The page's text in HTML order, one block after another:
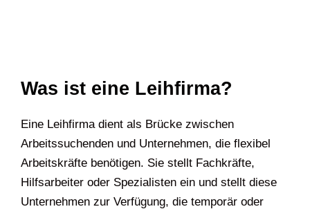
Was ist eine Leihfirma?
Eine Leihfirma dient als Brücke zwischen
Arbeitssuchenden und Unternehmen, die flexibel
Arbeitskräfte benötigen. Sie stellt Fachkräfte,
Hilfsarbeiter oder Spezialisten ein und stellt diese
Unternehmen zur Verfügung, die temporär oder